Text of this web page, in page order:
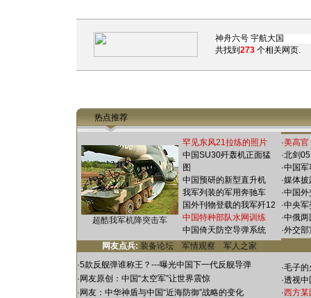
共找到 273 个相关网页.
热点推荐
超酷我军机降突击车
罕见东风21拉练的照片
中国SU30歼轰机正面猛
图
中国预研的新型直升机
我军列装的军用奔驰车
国外刊物登载的我军歼12
中国特种部队水网训练
中国倚天防空导弹系统
·美高官
·北剑
·中国军
·媒体披
·中国外
·中央军
·中俄两
·外交部
网友点兵: 装备论坛 军情观察
军人之家
·5款反舰弹谁称王？---曝光中国下一代反舰导弹
· 网友原创：中国“太空军”让世界震惊
· 网友：中华神盾与中国“近海防御”战略的变化
·毛子的
·透视中
·西方某